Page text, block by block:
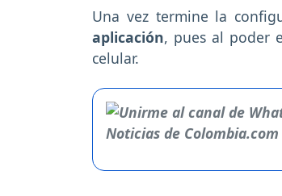
Una vez termine la
aplicación, pues al poder
celular.